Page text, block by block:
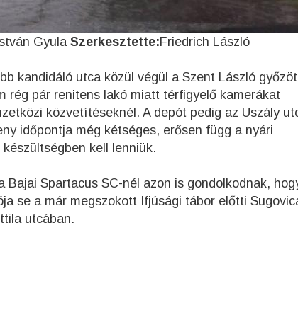
GyulaSzerkesztette:Friedrich László
kandidáló utca közül végül a Szent László
rég pár renitens lakó miatt térfigyelő kamerákat
közvetítéseknél. A depót pedig az Uszály
időpontja még kétséges, erősen függ a nyári
kell lenniük.
Spartacus SC-nél azon is gondolkodnak,
se a már megszokott Ifjúsági tábor előtti
utcában.